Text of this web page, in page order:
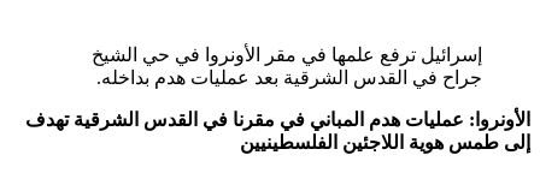
إسرائيل ترفع علمها في مقر الأونروا في حي الشيخ
جراح في القدس الشرقية بعد عمليات هدم بداخله.
الأونروا: عمليات هدم المباني في مقرنا في القدس الشرقية تهدف
إلى طمس هوية اللاجئين الفلسطينيين